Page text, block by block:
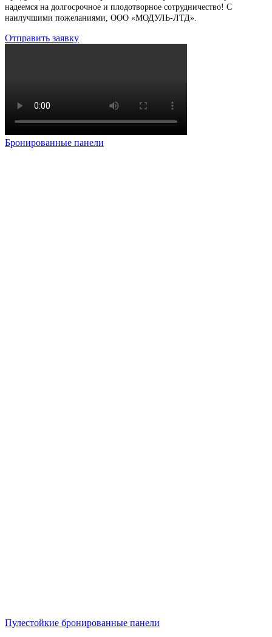
надеемся на долгосрочное и плодотворное сотрудничество! С
наилучшими пожеланиями, ООО «МОДУЛЬ-ЛТД».
Отправить заявку
Бронированные панели
Пулестойкие бронированные панели